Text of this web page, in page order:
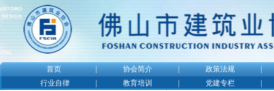
首页 协会简介 政策法规
行业自律
教育培训 党建专栏